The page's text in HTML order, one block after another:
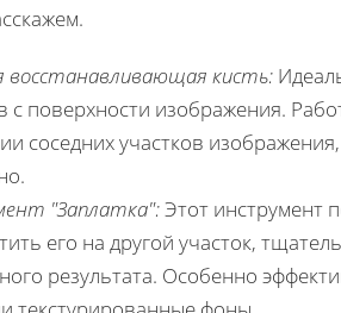
восстанавливающая кисть:
с поверхности изображения.
соседних участков
"Заплатка":Этот инструмент
его на другой участок,
результата. Особенно